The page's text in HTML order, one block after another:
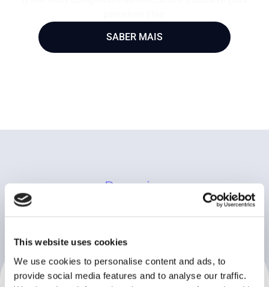
This website uses cookies
We use cookies to personalise content and ads, to
provide social media features and to analyse our traffic.
SABER MAIS
Parcerias